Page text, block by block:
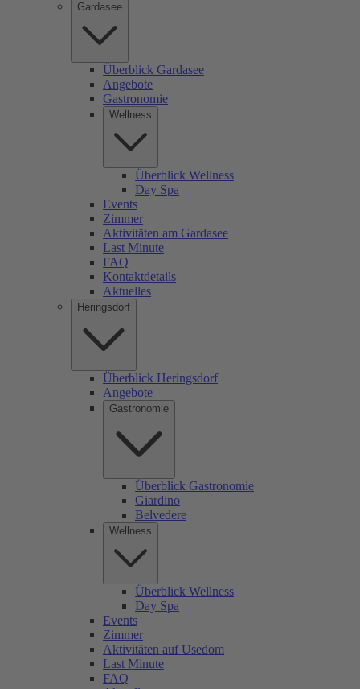
Gardasee
Überblick Gardasee
Angebote
Gastronomie
Wellness
Überblick Wellness
Day Spa
Events
Zimmer
Aktivitäten am Gardasee
Last Minute
FAQ
Kontaktdetails
Aktuelles
Heringsdorf
Überblick Heringsdorf
Angebote
Gastronomie
Überblick Gastronomie
Giardino
Belvedere
Wellness
Überblick Wellness
Day Spa
Events
Zimmer
Aktivitäten auf Usedom
Last Minute
FAQ